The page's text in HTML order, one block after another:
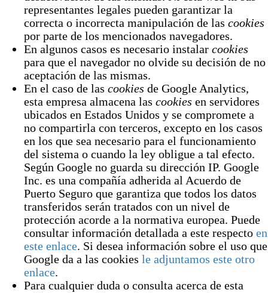
representantes legales pueden garantizar la
correcta o incorrecta manipulación de las cookies
por parte de los mencionados navegadores.
En algunos casos es necesario instalar cookies
para que el navegador no olvide su decisión de no
aceptación de las mismas.
En el caso de las cookies de Google Analytics,
esta empresa almacena las cookies en servidores
ubicados en Estados Unidos y se compromete a
no compartirla con terceros, excepto en los casos
en los que sea necesario para el funcionamiento
del sistema o cuando la ley obligue a tal efecto.
Según Google no guarda su dirección IP. Google
Inc. es una compañía adherida al Acuerdo de
Puerto Seguro que garantiza que todos los datos
transferidos serán tratados con un nivel de
protección acorde a la normativa europea. Puede
consultar información detallada a este respecto en
este enlace. Si desea información sobre el uso que
Google da a las cookies le adjuntamos este otro
enlace.
Para cualquier duda o consulta acerca de esta